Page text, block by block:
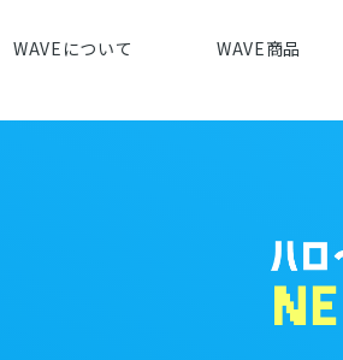
WAVEについて WAVE商品